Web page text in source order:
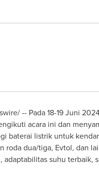
-- Pada 18-19 Juni
acara ini dan
baterai listrik untuk
dua/tiga, Evtol, dan
suhu terbaik,